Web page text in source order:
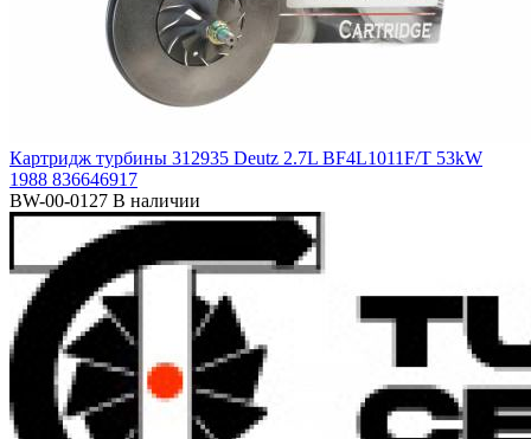
Картридж турбины 312935 Deutz 2.7L BF4L1011F/T 53kW
1988 836646917
BW-00-0127 В наличии